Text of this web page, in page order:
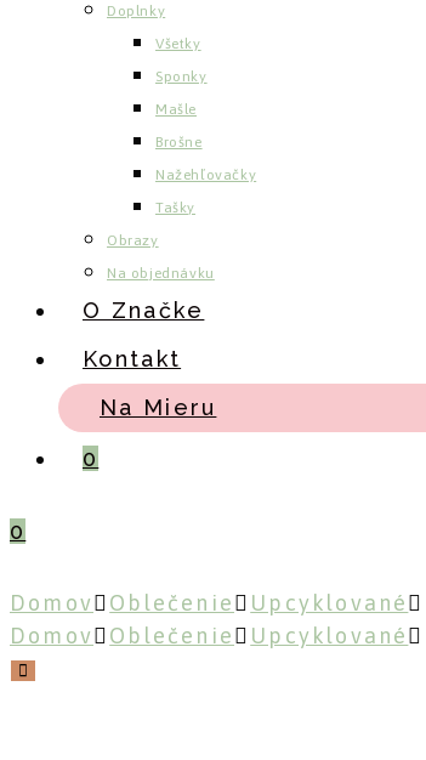
Doplnky
Všetky
Sponky
Mašle
Brošne
Nažehľovačky
Tašky
Obrazy
Na objednávku
O Značke
Kontakt
Na Mieru
0
0
Domov Oblečenie Upcyklované
Domov
Oblečenie Upcyklované